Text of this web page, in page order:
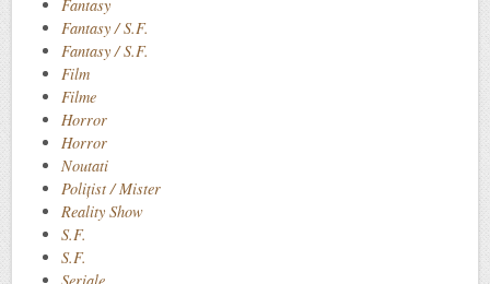
Fantasy
Fantasy / S.F.
Fantasy / S.F.
Film
Filme
Horror
Horror
Noutati
Polițist / Mister
Reality Show
S.F.
S.F.